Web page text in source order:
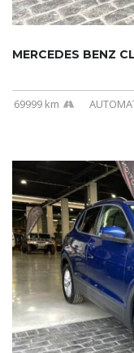
69999 km